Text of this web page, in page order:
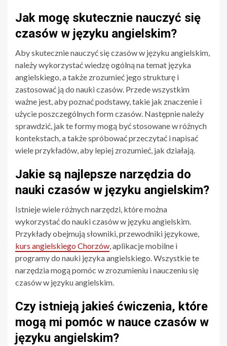
Jak mogę skutecznie nauczyć się
czasów w języku angielskim?
Aby skutecznie nauczyć się czasów w języku angielskim,
należy wykorzystać wiedzę ogólną na temat języka
angielskiego, a także zrozumieć jego strukturę i
zastosować ją do nauki czasów. Przede wszystkim
ważne jest, aby poznać podstawy, takie jak znaczenie i
użycie poszczególnych form czasów. Następnie należy
sprawdzić, jak te formy mogą być stosowane w różnych
kontekstach, a także spróbować przeczytać i napisać
wiele przykładów, aby lepiej zrozumieć, jak działają.
Jakie są najlepsze narzędzia do
nauki czasów w języku angielskim?
Istnieje wiele różnych narzędzi, które można
wykorzystać do nauki czasów w języku angielskim.
Przykłady obejmują słowniki, przewodniki językowe,
kurs angielskiego Chorzów, aplikacje mobilne i
programy do nauki języka angielskiego. Wszystkie te
narzędzia mogą pomóc w zrozumieniu i nauczeniu się
czasów w języku angielskim.
Czy istnieją jakieś ćwiczenia, które
mogą mi pomóc w nauce czasów w
języku angielskim?